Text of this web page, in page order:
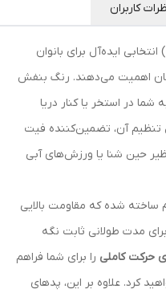
کاربران
از برند فیتن (Fitne) انتخابی ایده‌آل برای بانوان
اهمیت می‌دهند. رنگ بنفش
شما در استخر یا کنار دریا
آن، تضمین‌کننده فیت
حین شنا یا ورزش‌های آبی
ساخته شده که مقاومت بالایی
مدت طولانی ثابت نگه
حرکت کاملی را برای شما فراهم
کرد. علاوه بر این، پدهای